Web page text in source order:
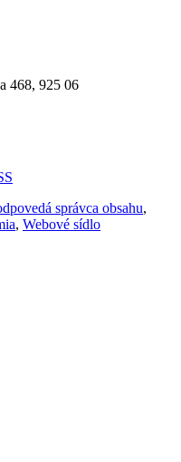
468, 925 06
správca obsahu,
, Webové sídlo